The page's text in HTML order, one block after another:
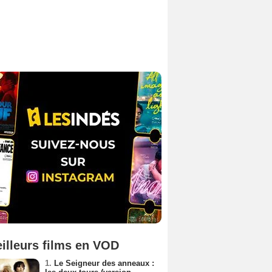
films en VOD
1. Le Seigneur des anneaux :